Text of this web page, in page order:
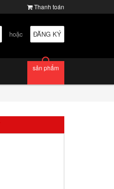
Thanh toán
ĐĂNG KÝ
hoặc
sản phẩm